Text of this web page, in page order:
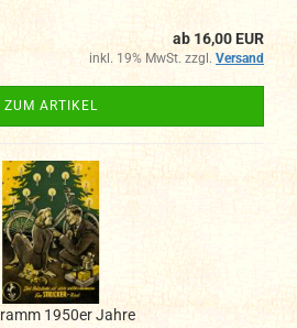
ab 16,00 EUR
inkl. 19% MwSt. zzgl. Versand
ZUM ARTIKEL
1950er Jahre